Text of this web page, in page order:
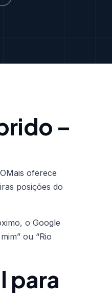
–
oferece
posições do
o Google
ou “Rio
para